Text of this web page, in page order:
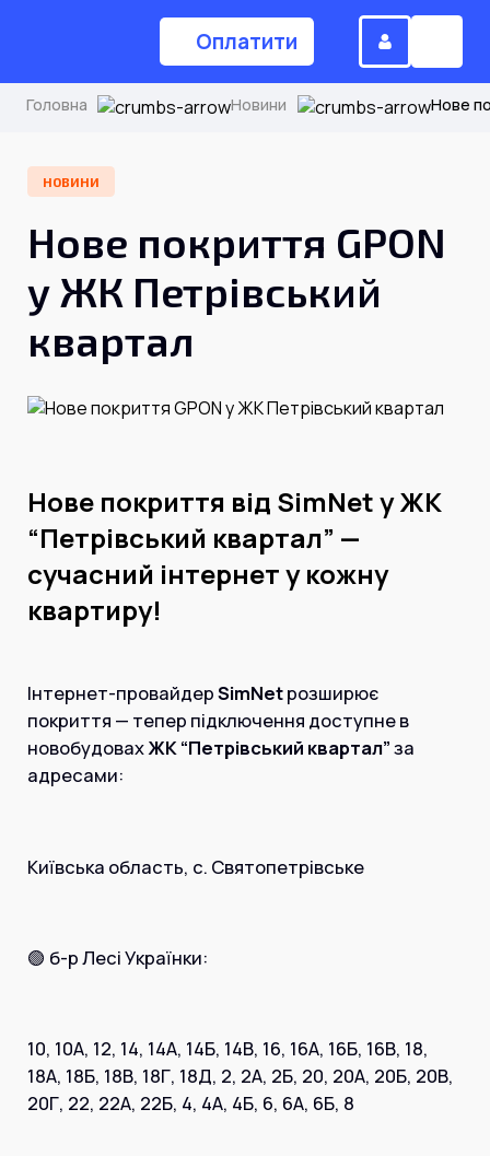
Оплатити
Для дому
Головна
Інтернет+ТБ
Телебачення
Домофонія
Відеонагляд
Про нас
Допомога
Контакти
Інше
Карта покриття
Магазин
Замовити дзвінок
Загальні запитання:
Технічна підтримка:
03134, м. Київ, вул. Симиренко, 36,
корпус А, 3 поверх
Головна Новини Нове
НОВИНИ
Нове покриття GPON
у ЖК Петрівський
квартал
Нове покриття від SimNet у ЖК
“Петрівський квартал” —
сучасний інтернет у кожну
квартиру!
Інтернет-провайдерSimNetрозширює
покриття — тепер підключення доступне в
новобудовахЖК “Петрівський квартал”за
адресами:
Київська область, с. Святопетрівське
🟢 б-р Лесі Українки:
10, 10А, 12, 14, 14А, 14Б, 14В, 16, 16А, 16Б, 16В, 18,
18А, 18Б, 18В, 18Г, 18Д, 2, 2А, 2Б, 20, 20А, 20Б, 20В,
20Г, 22, 22А, 22Б, 4, 4А, 4Б, 6, 6А, 6Б, 8